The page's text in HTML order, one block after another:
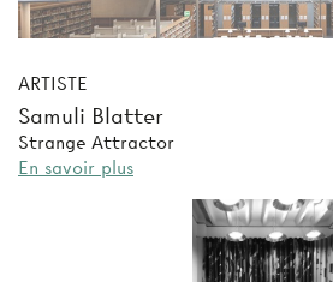
ARTISTE
Samuli Blatter
Strange Attractor
En savoir plus